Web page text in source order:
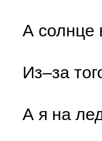
А солнце
Из–за
А я на